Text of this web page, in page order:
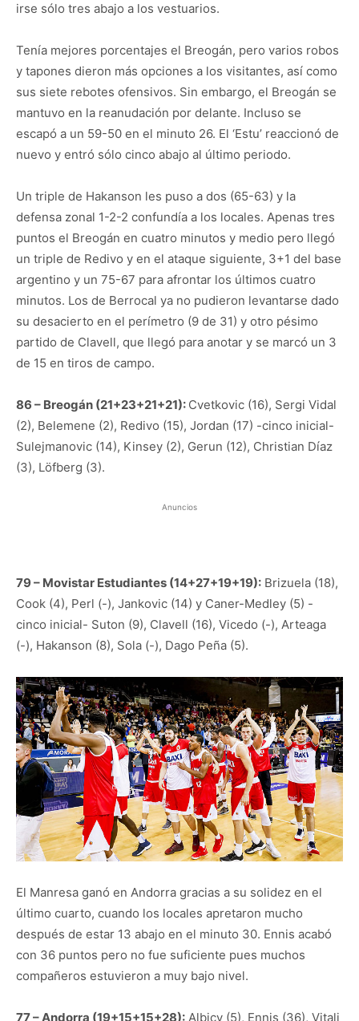
irse sólo tres abajo a los vestuarios.
Tenía mejores porcentajes el Breogán, pero varios robos
y tapones dieron más opciones a los visitantes, así como
sus siete rebotes ofensivos. Sin embargo, el Breogán se
mantuvo en la reanudación por delante. Incluso se
escapó a un 59-50 en el minuto 26. El ‘Estu’ reaccionó de
nuevo y entró sólo cinco abajo al último periodo.
Un triple de Hakanson les puso a dos (65-63) y la
defensa zonal 1-2-2 confundía a los locales. Apenas tres
puntos el Breogán en cuatro minutos y medio pero llegó
un triple de Redivo y en el ataque siguiente, 3+1 del base
argentino y un 75-67 para afrontar los últimos cuatro
minutos. Los de Berrocal ya no pudieron levantarse dado
su desacierto en el perímetro (9 de 31) y otro pésimo
partido de Clavell, que llegó para anotar y se marcó un 3
de 15 en tiros de campo.
86 – Breogán (21+23+21+21): Cvetkovic (16), Sergi Vidal
(2), Belemene (2), Redivo (15), Jordan (17) -cinco inicial-
Sulejmanovic (14), Kinsey (2), Gerun (12), Christian Díaz
(3), Löfberg (3).
Anuncios
79 – Movistar Estudiantes (14+27+19+19): Brizuela (18),
Cook (4), Perl (-), Jankovic (14) y Caner-Medley (5) -
cinco inicial- Suton (9), Clavell (16), Vicedo (-), Arteaga
(-), Hakanson (8), Sola (-), Dago Peña (5).
El Manresa ganó en Andorra gracias a su solidez en el
último cuarto, cuando los locales apretaron mucho
después de estar 13 abajo en el minuto 30. Ennis acabó
con 36 puntos pero no fue suficiente pues muchos
compañeros estuvieron a muy bajo nivel.
77 – Andorra (19+15+15+28): Albicy (5), Ennis (36), Vitali